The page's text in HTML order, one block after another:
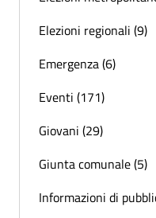
Elezioni regionali (9)
Emergenza (6)
Eventi (171)
Giovani (29)
Giunta comunale (5)
Informazioni di